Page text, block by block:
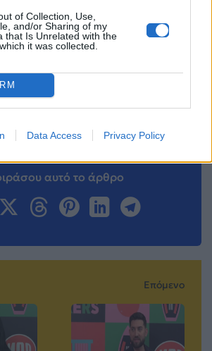
of Collection, Use,
and/or Sharing of my
that Is Unrelated with the
it was collected.
Data Access Privacy Policy
Ακολουθήστε το
Mad.gr στο Google
Ακολουθήστε το
Mad.gr στο MSN
αυτό το άρθρο
Επόμενο